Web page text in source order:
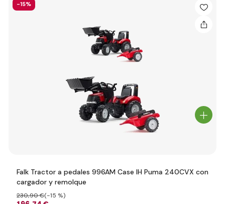
-15%
Falk Tractor a pedales 996AM Case IH Puma 240CVX con
cargador y remolque
230,90 €(-15 %)